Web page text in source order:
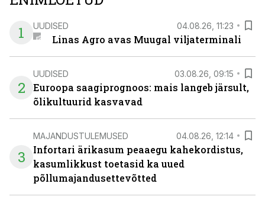
1
UUDISED 04.08.26, 11:23
Linas Agro avas Muugal viljaterminali
2
UUDISED 03.08.26, 09:15
Euroopa saagiprognoos: mais langeb järsult,
õlikultuurid kasvavad
3
MAJANDUSTULEMUSED 04.08.26, 12:14
Infortari ärikasum peaaegu kahekordistus,
kasumlikkust toetasid ka uued
põllumajandusettevõtted